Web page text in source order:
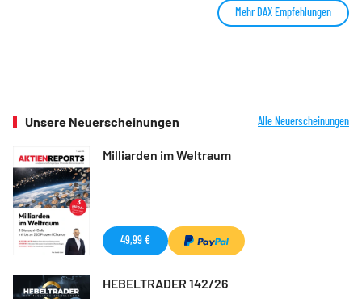
Mehr DAX Empfehlungen
Unsere Neuerscheinungen Alle Neuerscheinungen
Milliarden im Weltraum
49,99 €
HEBELTRADER 142/26